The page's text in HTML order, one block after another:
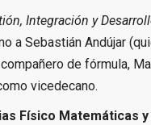
Integración y
a Sebastián Andújar
de fórmula,
vicedecano.
Físico Matemáticas